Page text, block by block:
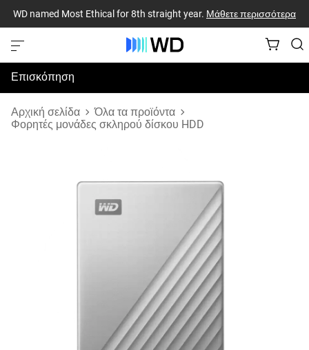
WD named Most Ethical for 8th straight year. Μάθετε περισσότερα
Επισκόπηση
Προδιαγραφές
Αρχική σελίδα
Όλα τα προϊόντα
Φορητές μονάδες σκληρού δίσκου HDD